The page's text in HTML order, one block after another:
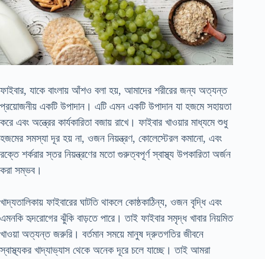
ফাইবার, যাকে বাংলায় আঁশও বলা হয়, আমাদের শরীরের জন্য অত্যন্ত
প্রয়োজনীয় একটি উপাদান। এটি এমন একটি উপাদান যা হজমে সহায়তা
করে এবং অন্ত্রের কার্যকারিতা বজায় রাখে। ফাইবার খাওয়ার মাধ্যমে শুধু
হজমের সমস্যা দূর হয় না, ওজন নিয়ন্ত্রণ, কোলেস্টেরল কমানো, এবং
রক্তে শর্করার স্তর নিয়ন্ত্রণের মতো গুরুত্বপূর্ণ স্বাস্থ্য উপকারিতা অর্জন
করা সম্ভব।
খাদ্যতালিকায় ফাইবারের ঘাটতি থাকলে কোষ্ঠকাঠিন্য, ওজন বৃদ্ধি এবং
এমনকি হৃদরোগের ঝুঁকি বাড়তে পারে। তাই ফাইবার সমৃদ্ধ খাবার নিয়মিত
খাওয়া অত্যন্ত জরুরি। বর্তমান সময়ে মানুষ দ্রুতগতির জীবনে
স্বাস্থ্যকর খাদ্যাভ্যাস থেকে অনেক দূরে চলে যাচ্ছে। তাই আমরা